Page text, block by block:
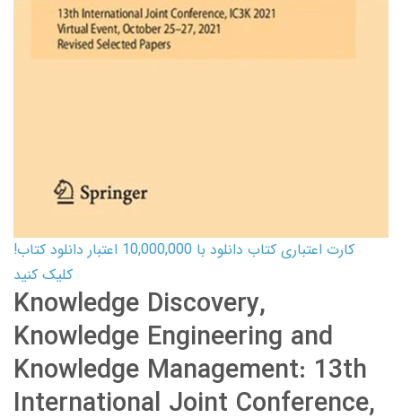
کارت اعتباری کتاب دانلود با 10,000,000 اعتبار دانلود کتاب!
کلیک کنید
Knowledge Discovery,
Knowledge Engineering and
Knowledge Management: 13th
International Joint Conference,